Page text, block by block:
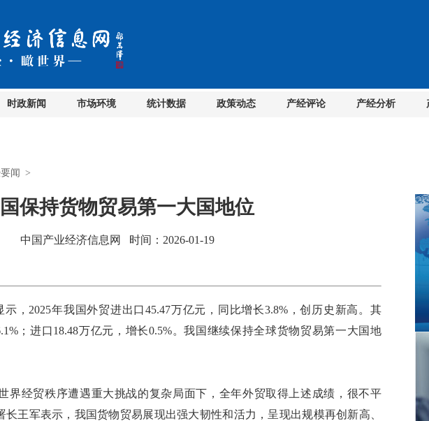
时政新闻 市场环境 统计数据 政策动态 产经评论 产经分析
闻 >
保持货物贸易第一大国地位
中国产业经济信息网 时间：2026-01-19
2025年我国外贸进出口45.47万亿元，同比增长3.8%，创历史新高。其
；进口18.48万亿元，增长0.5%。我国继续保持全球货物贸易第一大国地
经贸秩序遭遇重大挑战的复杂局面下，全年外贸取得上述成绩，很不平
长王军表示，我国货物贸易展现出强大韧性和活力，呈现出规模再创新高、